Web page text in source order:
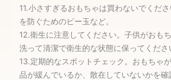
11.小さすぎるおもちゃは買わないでくだ
を防ぐためのビー玉など。
12.衛生に注意してください。子供がおも
洗って清潔で衛生的な状態に保ってくださ
13.定期的なスポットチェック。おもちゃ
品が緩んでいるか、散在していないかを